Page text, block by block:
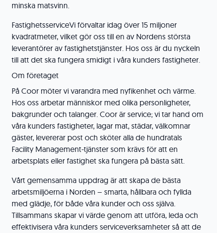
minska matsvinn.
FastighetsserviceVi förvaltar idag över 15 miljoner
kvadratmeter, vilket gör oss till en av Nordens största
leverantörer av fastighetstjänster. Hos oss är du nyckeln
till att det ska fungera smidigt i våra kunders fastigheter.
Om företaget
På Coor möter vi varandra med nyfikenhet och värme.
Hos oss arbetar människor med olika personligheter,
bakgrunder och talanger. Coor är service; vi tar hand om
våra kunders fastigheter, lagar mat, städar, välkomnar
gäster, levererar post och sköter alla de hundratals
Facility Management-tjänster som krävs för att en
arbetsplats eller fastighet ska fungera på bästa sätt.
Vårt gemensamma uppdrag är att skapa de bästa
arbetsmiljöerna i Norden – smarta, hållbara och fyllda
med glädje, för både våra kunder och oss själva.
Tillsammans skapar vi värde genom att utföra, leda och
effektivisera våra kunders serviceverksamheter så att de